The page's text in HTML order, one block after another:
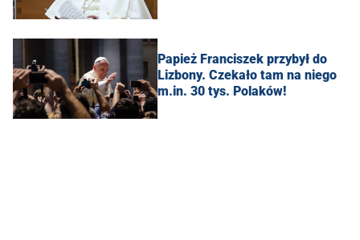
Papież Franciszek przybył do
Lizbony. Czekało tam na niego
m.in. 30 tys. Polaków!